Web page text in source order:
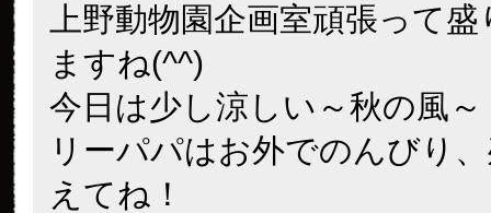
上野動物園企画室頑張って
ますね(^^)
今日は少し涼しい～秋の風～
リーパパはお外でのんびり
えてね！